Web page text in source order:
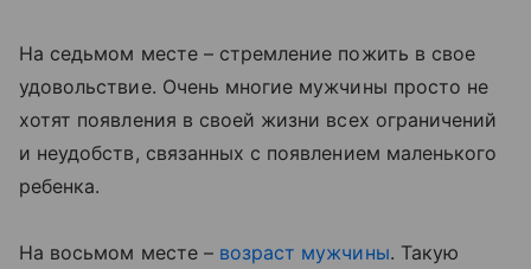
На седьмом месте – стремление пожить в свое
удовольствие. Очень многие мужчины просто не
хотят появления в своей жизни всех ограничений
и неудобств, связанных с появлением маленького
ребенка.
На восьмом месте – возраст мужчины. Такую